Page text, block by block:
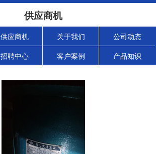
供应商机
供应商机 关于我们 公司动态
招聘中心 客户案例 产品知识